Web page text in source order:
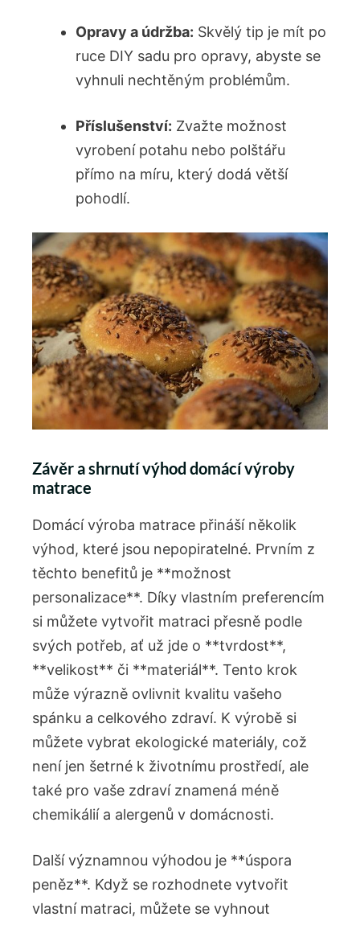
Opravy a údržba: Skvělý tip je mít po
ruce DIY sadu pro opravy, abyste se
vyhnuli nechtěným problémům.
Příslušenství: Zvažte možnost
vyrobení potahu nebo polštářu
přímo na míru, který dodá větší
pohodlí.
Závěr a shrnutí výhod domácí výroby
matrace
Domácí výroba matrace přináší několik
výhod, které jsou nepopiratelné. Prvním z
těchto benefitů je **možnost
personalizace**. Díky vlastním preferencím
si můžete vytvořit matraci přesně podle
svých potřeb, ať už jde o **tvrdost**,
**velikost** či **materiál**. Tento krok
může výrazně ovlivnit kvalitu vašeho
spánku a celkového zdraví. K výrobě si
můžete vybrat ekologické materiály, což
není jen šetrné k životnímu prostředí, ale
také pro vaše zdraví znamená méně
chemikálií a alergenů v domácnosti.
Další významnou výhodou je **úspora
peněz**. Když se rozhodnete vytvořit
vlastní matraci, můžete se vyhnout